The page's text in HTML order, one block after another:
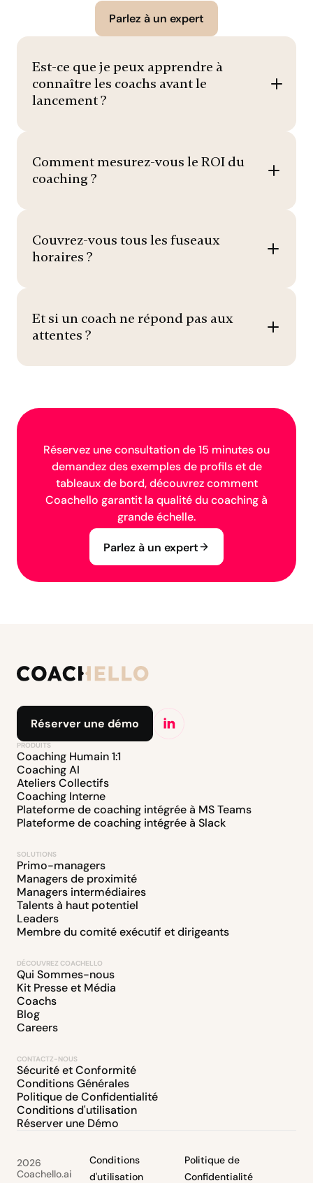
Parlez à un expert
Est-ce que je peux apprendre à
connaître les coachs avant le
lancement ?
Comment mesurez-vous le ROI du
coaching ?
Couvrez-vous tous les fuseaux
horaires ?
Et si un coach ne répond pas aux
attentes ?
Réservez une consultation de 15 minutes ou
demandez des exemples de profils et de
tableaux de bord, découvrez comment
Coachello garantit la qualité du coaching à
grande échelle.
Parlez à un expert
Réserver une démo
PRODUITS
Coaching Humain 1:1
Coaching AI
Ateliers Collectifs
Coaching Interne
Plateforme de coaching intégrée à MS Teams
Plateforme de coaching intégrée à Slack
SOLUTIONS
Primo-managers
Managers de proximité
Managers intermédiaires
Talents à haut potentiel
Leaders
Membre du comité exécutif et dirigeants
DÉCOUVREZ COACHELLO
Qui Sommes-nous
Kit Presse et Média
Coachs
Blog
Careers
CONTACTZ-NOUS
Sécurité et Conformité
Conditions Générales
Politique de Confidentialité
Conditions d'utilisation
Réserver une Démo
2026
Coachello.ai
Conditions
d'utilisation
Politique de
Confidentialité